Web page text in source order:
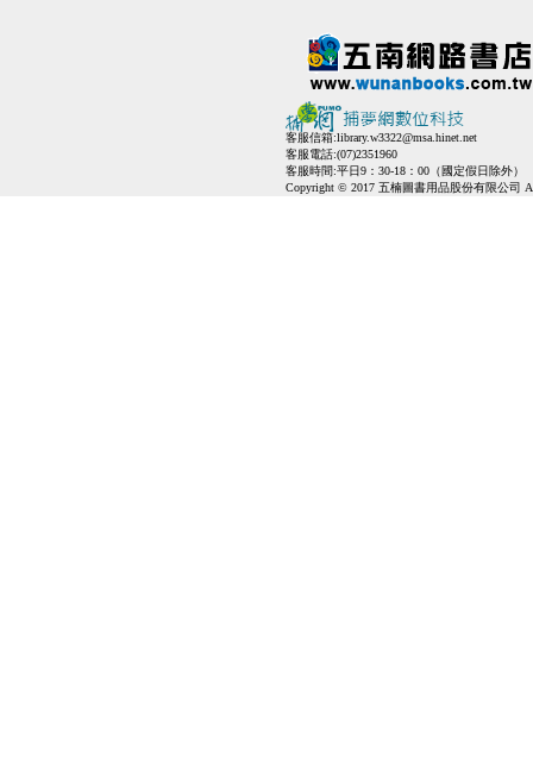
客服信箱:library.w3322@msa.hinet.net
客服電話:(07)2351960
客服時間:平日9：30-18：00（國定假日除外）
Copyright © 2017 五楠圖書用品股份有限公司